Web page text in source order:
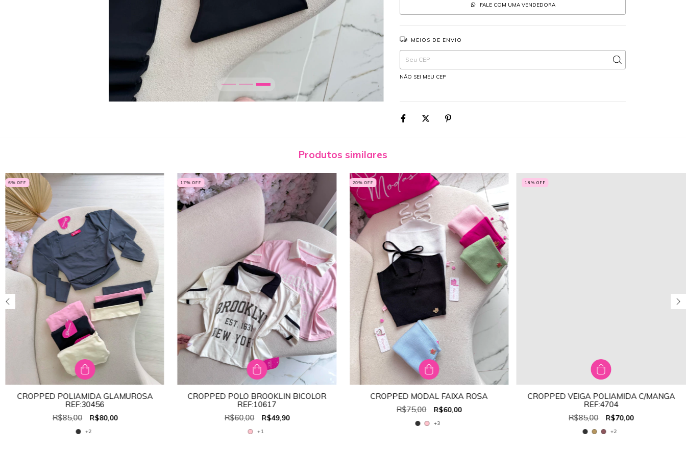
FALE COM UMA VENDEDORA
MEIOS DE ENVIO
Entregas para o CEP:
ALTERAR CEP
NÃO SEI MEU CEP
Produtos similares
6% OFF
TAMANHO:
ÚNICO
CROPPED POLIAMIDA GLAMUROSA
REF:30456
R$85,00
R$80,00
+2
17% OFF
CROPPED POLO BROOKLIN BICOLOR
REF:10617
R$60,00
R$49,90
+1
20% OFF
TAMANHO:
ÚNICO
ÚNICO
CROPPED MODAL FAIXA ROSA
R$75,00
R$60,00
+3
18 % OFF
TAMANHO:
ÚNICO
CROPPED VEIGA POLIAMIDA C/MANGA
REF:4704
R$85,00
R$70,00
+2